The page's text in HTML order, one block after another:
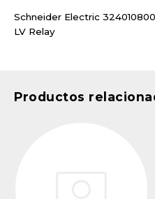
Schneider Electric
LV Relay
Productos